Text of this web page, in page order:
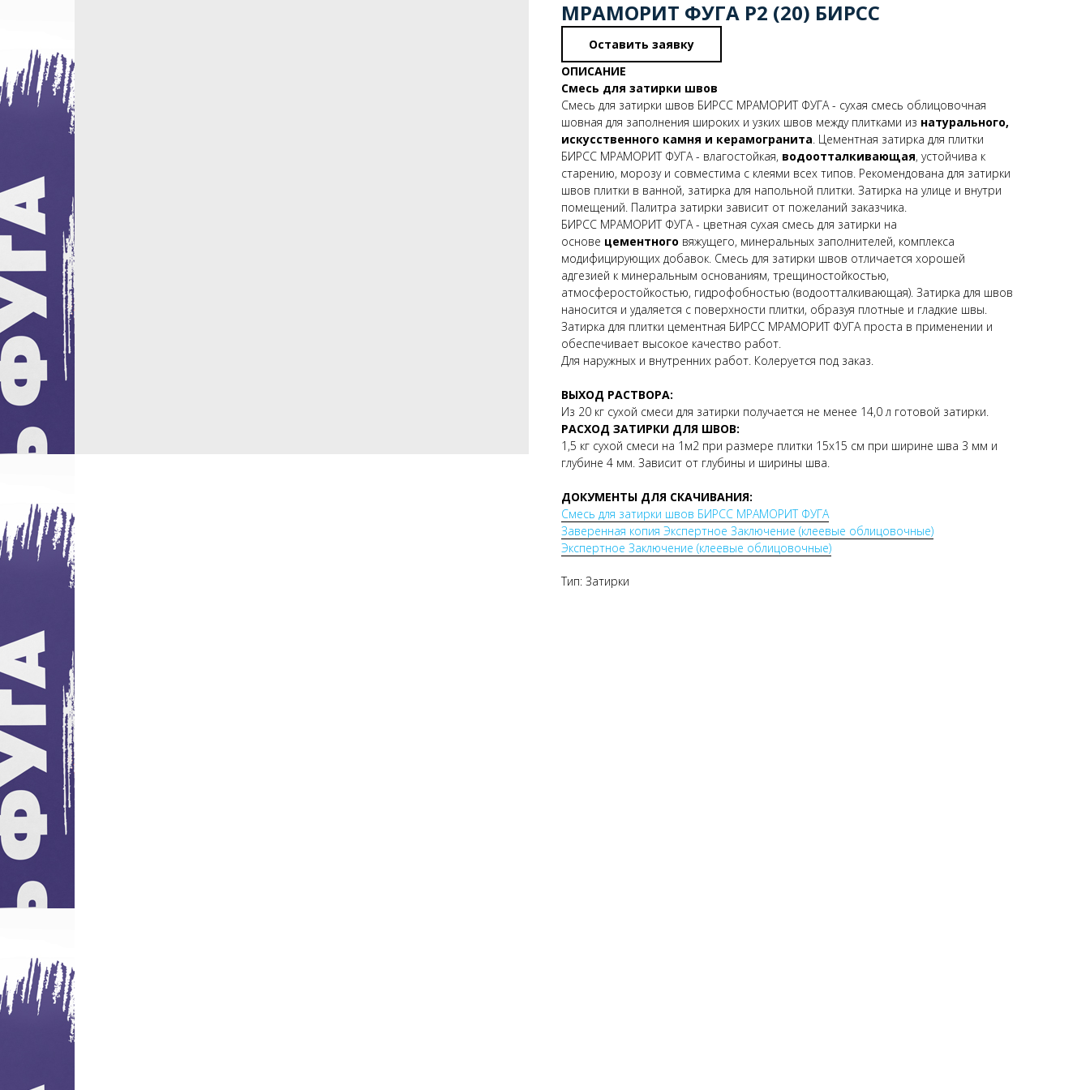
МРАМОРИТ ФУГА Р2 (20) БИРСС
Оставить заявку
ОПИСАНИЕ
Смесь для затирки швов
Смесь для затирки швов БИРСС МРАМОРИТ ФУГА - сухая смесь облицовочная
шовная для заполнения широких и узких швов между плитками из натурального,
искусственного камня и керамогранита. Цементная затирка для плитки
БИРСС МРАМОРИТ ФУГА - влагостойкая, водоотталкивающая, устойчива к
старению, морозу и совместима с клеями всех типов. Рекомендована для затирки
швов плитки в ванной, затирка для напольной плитки. Затирка на улице и внутри
помещений. Палитра затирки зависит от пожеланий заказчика.
БИРСС МРАМОРИТ ФУГА - цветная сухая смесь для затирки на
основе цементного вяжущего, минеральных заполнителей, комплекса
модифицирующих добавок. Смесь для затирки швов отличается хорошей
адгезией к минеральным основаниям, трещиностойкостью,
атмосферостойкостью, гидрофобностью (водоотталкивающая). Затирка для швов
наносится и удаляется с поверхности плитки, образуя плотные и гладкие швы.
Затирка для плитки цементная БИРСС МРАМОРИТ ФУГА проста в применении и
обеспечивает высокое качество работ.
Для наружных и внутренних работ. Колеруется под заказ.
ВЫХОД РАСТВОРА:
Из 20 кг сухой смеси для затирки получается не менее 14,0 л готовой затирки.
РАСХОД ЗАТИРКИ ДЛЯ ШВОВ:
1,5 кг сухой смеси на 1м2 при размере плитки 15х15 см при ширине шва 3 мм и
глубине 4 мм. Зависит от глубины и ширины шва.
ДОКУМЕНТЫ ДЛЯ СКАЧИВАНИЯ:
Смесь для затирки швов БИРСС МРАМОРИТ ФУГА
Заверенная копия Экспертное Заключение (клеевые облицовочные)
Экспертное Заключение (клеевые облицовочные)
Тип: Затирки